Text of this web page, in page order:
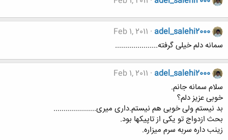
adel_salehi2000
Feb 1, 2011
سمانه دلم خیلی گرفته.....................
adel_salehi2000
Feb 1, 2011
سلام سمانه جانم.
خوبی عزیز دلم؟
بد نیستم ولی خوبی هم نیستم.داری میری.....................
بحث ازدواج تو یکی از تاپیکها بود.
زینب داره سربه سرم میزاره.